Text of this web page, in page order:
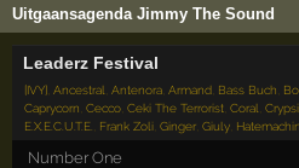
Uitgaansagenda Jimmy The Sound
Leaderz Festival
[IVY] ,Ancestral ,Antenora ,Armand Bass Buch
Caprycorn ,Cecco ,Ceki The Terrorist ,Coral ,
E.X.E.C.U.T.E.
Frank Zoli ,Ginger ,Giuly
Number One